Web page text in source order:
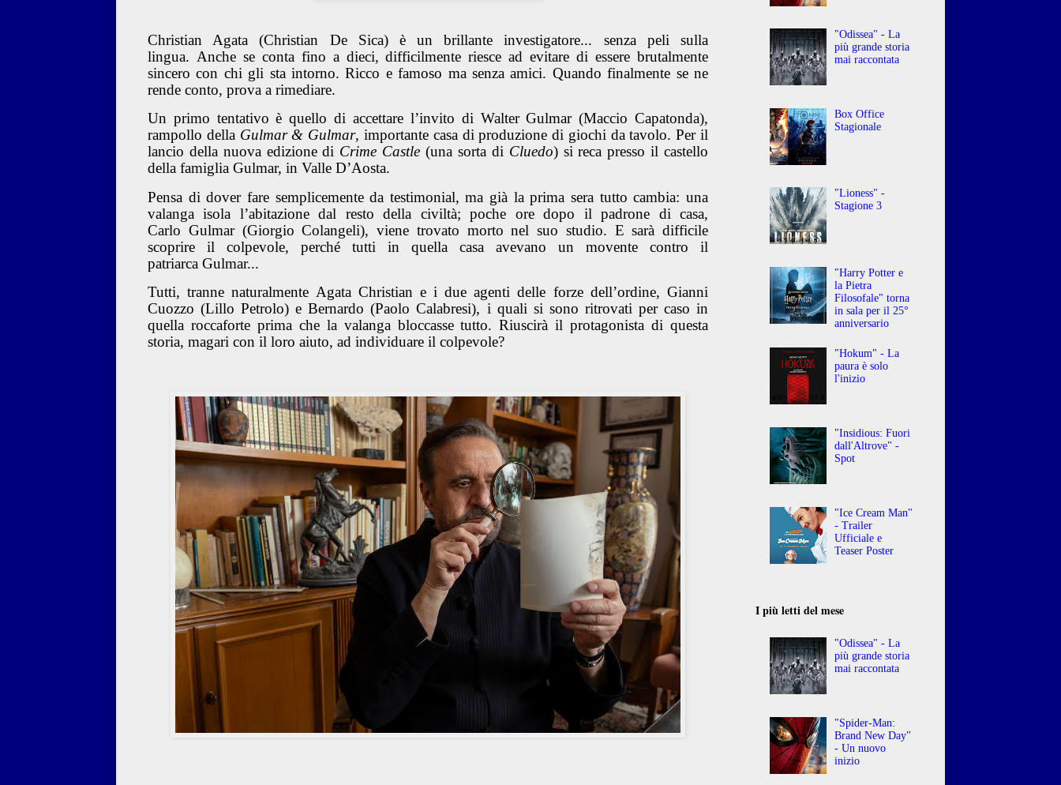
Christian Agata (Christian De Sica) è un brillante investigatore... senza peli sulla
lingua. Anche se conta fino a dieci, difficilmente riesce ad evitare di essere brutalmente
sincero con chi gli sta intorno. Ricco e famoso ma senza amici. Quando finalmente se ne
rende conto, prova a rimediare.
Un primo tentativo è quello di accettare l’invito di Walter Gulmar (Maccio Capatonda),
rampollo della Gulmar & Gulmar, importante casa di produzione di giochi da tavolo. Per il
lancio della nuova edizione di Crime Castle (una sorta di Cluedo) si reca presso il castello
della famiglia Gulmar, in Valle D’Aosta.
Pensa di dover fare semplicemente da testimonial, ma già la prima sera tutto cambia: una
valanga isola l’abitazione dal resto della civiltà; poche ore dopo il padrone di casa,
Carlo Gulmar (Giorgio Colangeli), viene trovato morto nel suo studio. E sarà difficile
scoprire il colpevole, perché tutti in quella casa avevano un movente contro il
patriarca Gulmar...
Tutti, tranne naturalmente Agata Christian e i due agenti delle forze dell’ordine, Gianni
Cuozzo (Lillo Petrolo) e Bernardo (Paolo Calabresi), i quali si sono ritrovati per caso in
quella roccaforte prima che la valanga bloccasse tutto. Riuscirà il protagonista di questa
storia, magari con il loro aiuto, ad individuare il colpevole?
"Odissea" - La
più grande storia
mai raccontata
Box Office
Stagionale
"Lioness" -
Stagione 3
"Harry Potter e
la Pietra
Filosofale" torna
in sala per il 25°
anniversario
"Hokum" - La
paura è solo
l'inizio
"Insidious: Fuori
dall'Altrove" -
Spot
"Ice Cream Man"
- Trailer
Ufficiale e
Teaser Poster
I più letti del mese
"Odissea" - La
più grande storia
mai raccontata
"Spider-Man:
Brand New Day"
- Un nuovo
inizio